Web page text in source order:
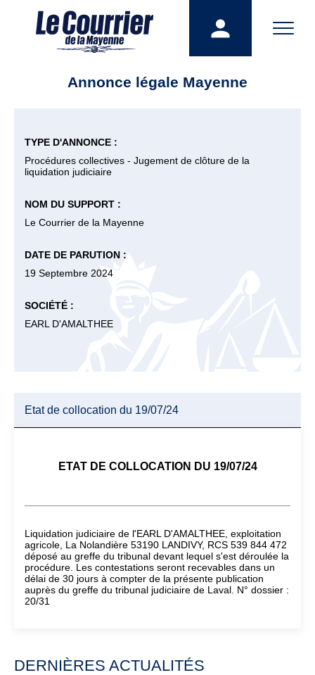
Annonce légale Mayenne
TYPE D'ANNONCE :
Procédures collectives - Jugement de clôture de la
liquidation judiciaire
NOM DU SUPPORT :
Le Courrier de la Mayenne
DATE DE PARUTION :
19 Septembre 2024
SOCIÉTÉ :
EARL D'AMALTHEE
Etat de collocation du 19/07/24
ETAT DE COLLOCATION DU 19/07/24
Liquidation judiciaire de l'EARL D'AMALTHEE, exploitation
agricole, La Nolandière 53190 LANDIVY, RCS 539 844 472
déposé au greffe du tribunal devant lequel s'est déroulée la
procédure. Les contestations seront recevables dans un
délai de 30 jours à compter de la présente publication
auprès du greffe du tribunal judiciaire de Laval. N° dossier :
20/31
DERNIÈRES ACTUALITÉS